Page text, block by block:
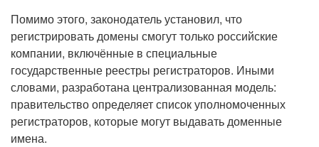
Помимо этого, законодатель установил, что
регистрировать домены смогут только российские
компании, включённые в специальные
государственные реестры регистраторов. Иными
словами, разработана централизованная модель:
правительство определяет список уполномоченных
регистраторов, которые могут выдавать доменные
имена.